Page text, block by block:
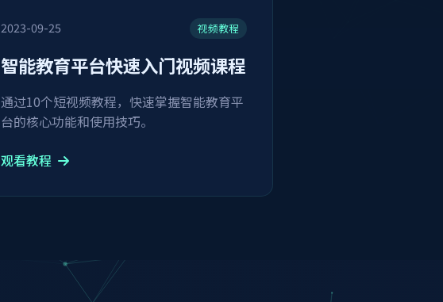
2023-09-25 视频教程
智能教育平台快速入门视频课程
通过10个短视频教程，快速掌握智能教育平
台的核心功能和使用技巧。
观看教程